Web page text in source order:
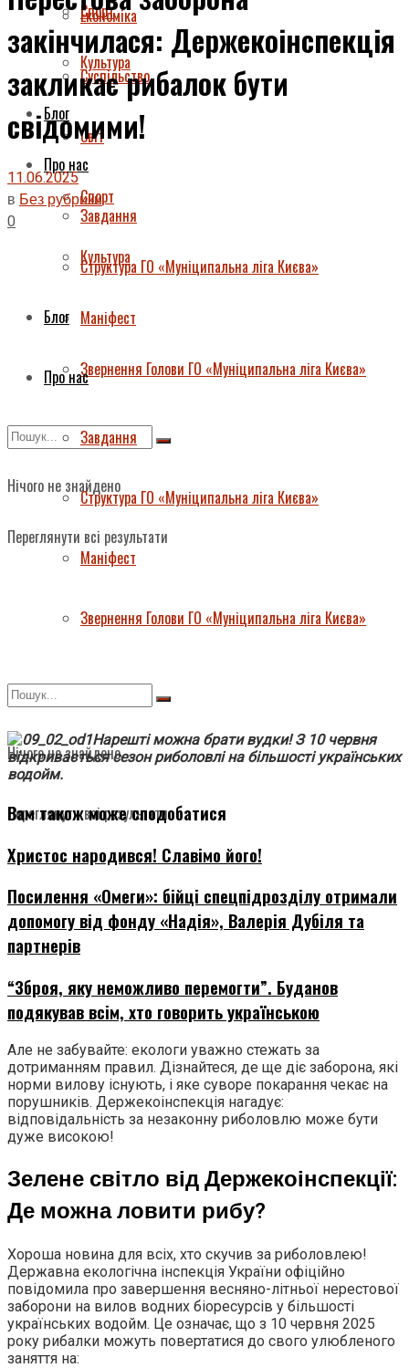
Спорт
Культура
Блог
Про нас
Завдання
Структура ГО «Муніципальна ліга Києва»
Маніфест
Звернення Голови ГО «Муніципальна ліга Києва»
Нічого не знайдено
Переглянути всі результати
Економіка
Суспільство
Світ
Спорт
Культура
Блог
Про нас
Завдання
Структура ГО «Муніципальна ліга Києва»
Маніфест
Звернення Голови ГО «Муніципальна ліга Києва»
Нічого не знайдено
Переглянути всі результати
закінчилася: Держекоінспекція
закликає рибалок бути
свідомими!
11.06.2025
в Без рубрики
0
Нарешті можна брати вудки! З 10 червня
відкривається сезон риболовлі на більшості українських
водойм.
Вам також може сподобатися
Христос народився! Славімо його!
Посилення «Омеги»: бійці спецпідрозділу отримали
допомогу від фонду «Надія», Валерія Дубіля та
партнерів
“Зброя, яку неможливо перемогти”. Буданов
подякував всім, хто говорить українською
Але не забувайте: екологи уважно стежать за
дотриманням правил. Дізнайтеся, де ще діє заборона, які
норми вилову існують, і яке суворе покарання чекає на
порушників. Держекоінспекція нагадує:
відповідальність за незаконну риболовлю може бути
дуже високою!
Зелене світло від Держекоінспекції:
Де можна ловити рибу?
Хороша новина для всіх, хто скучив за риболовлею!
Державна екологічна інспекція України офіційно
повідомила про завершення весняно-літньої нерестової
заборони на вилов водних біоресурсів у більшості
українських водойм. Це означає, що з 10 червня 2025
року рибалки можуть повертатися до свого улюбленого
заняття на: